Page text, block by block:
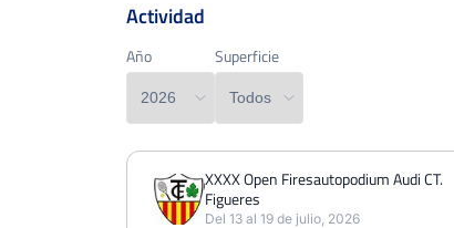
Año Superficie
PERDIDOSPARTIDOSGANADOS
1
Actividad
Año Superficie
XXXX Open Firesautopodium Audi CT.
Figueres
Del 13 al 19 de julio, 2026